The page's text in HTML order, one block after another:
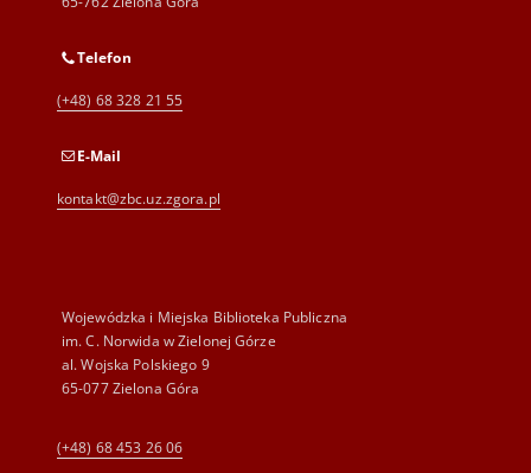
Telefon
(+48) 68 328 21 55
E-Mail
kontakt@zbc.uz.zgora.pl
Wojewódzka i Miejska Biblioteka Publiczna
im. C. Norwida w Zielonej Górze
al. Wojska Polskiego 9
65-077 Zielona Góra
(+48) 68 453 26 06